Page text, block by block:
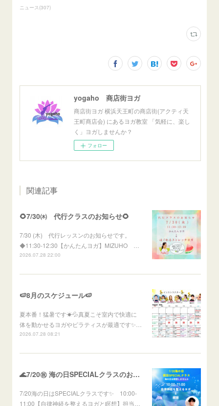
ニュース(307)
yogaho 商店街ヨガ
商店街ヨガ 横浜天王町の商店街(アクティ天
王町商店会) にあるヨガ教室 「気軽に、楽し
く」ヨガしませんか？
フォロー
関連記事
🌻7/30㈭ 代行クラスのお知らせ🌻
7/30 (木) 代行レッスンのお知らせです。
◆11:30-12:30【かんたんヨガ】MIZUHO …
2026.07.28 22:00
🍉8月のスケジュール🍉
夏本番！猛暑です☀💦真夏こそ室内で快適に
体を動かせるヨガやピラティスが最適です✨…
2026.07.28 08:21
🌊7/20㊗ 海の日SPECIALクラスのお知らせ🌊
7/20海の日はSPECIALクラスです✨ 10:00-
11:00【自律神経を整えるヨガと瞑想】担当…